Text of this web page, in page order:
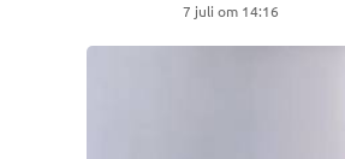
7 juli om 14:16